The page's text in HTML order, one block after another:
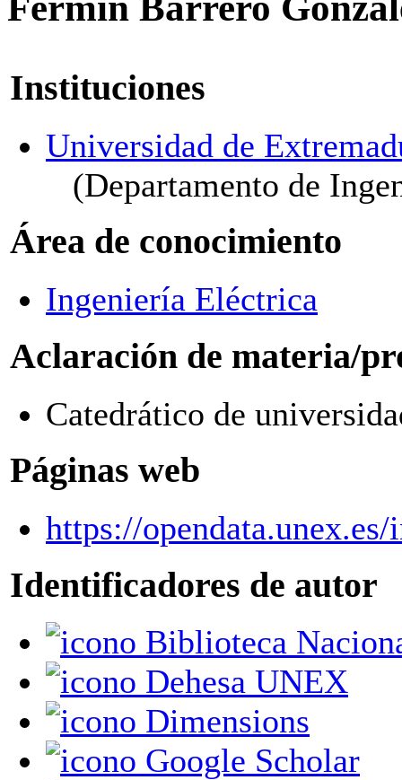
Instituciones
Universidad de
(Departamento de
Área de conocimiento
Ingeniería Eléctrica
Aclaración de materia/
Catedrático de
Páginas web
https://
Identificadores de autor
Biblioteca
Dehesa UNEX
Dimensions
Google Scholar